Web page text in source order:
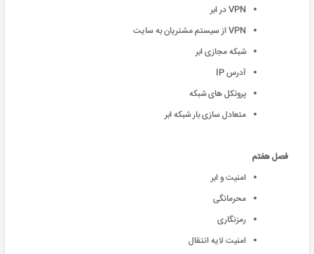
VPN در ابر
VPN از سیستم مشتریان به سایت
شبکه مجازی ابر
آدرس IP
پروتکل های شبکه
متعادل سازی بار شبکه ابر
فصل هفتم
امنیت و ابر
محرمانگی
رمزنگاری
امنیت لایه انتقال